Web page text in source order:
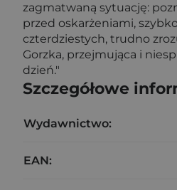
zagmatwaną sytuację:
przed oskarżeniami,
czterdziestych, trudno
Gorzka, przejmująca i
dzień."
Szczegółowe
Wydawnictwo:
EAN: